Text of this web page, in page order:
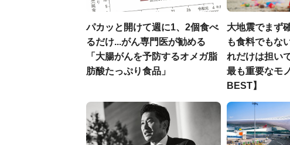
パカッと開けて週に1、2個食べ
るだけ...がん専門医が勧める
「大腸がんを予防するオメガ脂
肪酸たっぷり食品」
大地震でまず
も食料でもな
れだけは担い
最も重要なモ
BEST】